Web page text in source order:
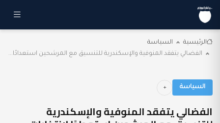
الرئيسية
السياسة
الفضالي يتفقد المنوفية والإسكندرية للتنسيق مع المرشحين استعدادًا...
السياسة
الفضالي يتفقد المنوفية والإسكندرية